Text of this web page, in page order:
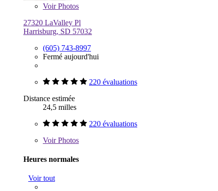
VoirPhotos
27320 LaValley Pl
Harrisburg, SD 57032
(605) 743-8997
Fermé aujourd'hui
220 évaluations
Distance estimée
24,5 milles
220 évaluations
VoirPhotos
Heures normales
Voir tout